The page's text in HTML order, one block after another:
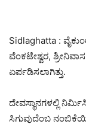
Sidlaghatta :
ವೆಂಕಟೇಶ್ವರ,
ಏರ್ಪಡಿಸಲಾಗಿತ್ತು.
ದೇವಸ್ಥಾನಗಳಲ್ಲಿ
ಸಿಗುವುದೆಂಬ